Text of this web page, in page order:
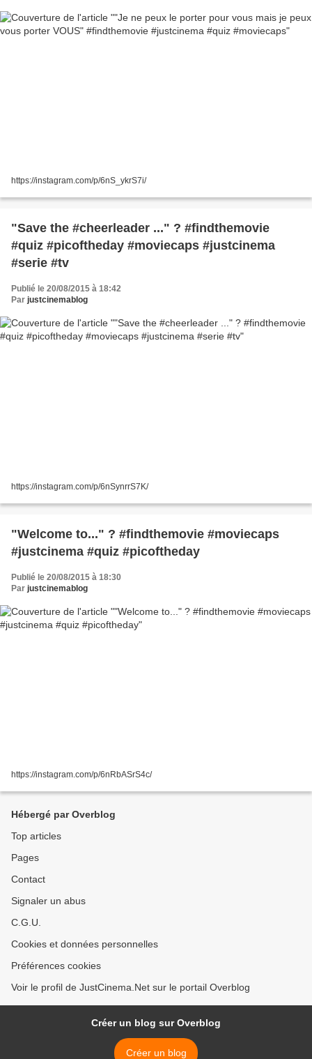
https://instagram.com/p/6nS_ykrS7i/
"Save the #cheerleader ..." ? #findthemovie
#quiz #picoftheday #moviecaps #justcinema
#serie #tv
Publié le 20/08/2015 à 18:42
Par justcinemablog
https://instagram.com/p/6nSynrrS7K/
"Welcome to..." ? #findthemovie #moviecaps
#justcinema #quiz #picoftheday
Publié le 20/08/2015 à 18:30
Par justcinemablog
https://instagram.com/p/6nRbASrS4c/
Hébergé par Overblog
Top articles
Pages
Contact
Signaler un abus
C.G.U.
Cookies et données personnelles
Préférences cookies
Voir le profil de JustCinema.Net sur le portail Overblog
Créer un blog sur Overblog
Créer un blog